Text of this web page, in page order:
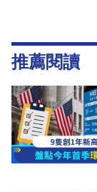
推薦閱讀